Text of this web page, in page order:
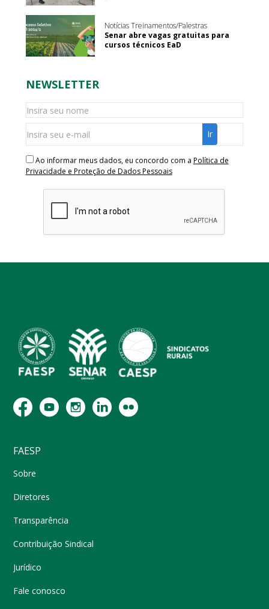
Notícias Treinamentos/Palestras
Senar abre vagas gratuitas para
cursos técnicos EaD
NEWSLETTER
Ao informar meus dados, eu concordo com a Política de
Privacidade e Proteção de Dados Pessoais
FAESP
Sobre
Diretores
Transparência
Contribuição Sindical
Jurídico
Fale conosco